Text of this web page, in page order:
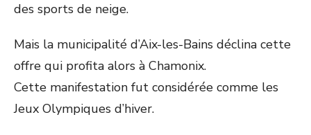
des sports de neige.
Mais la municipalité d’Aix-les-Bains déclina cette
offre qui profita alors à Chamonix.
Cette manifestation fut considérée comme les
Jeux Olympiques d’hiver.